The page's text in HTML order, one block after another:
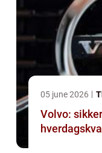
05 june 2026
Volvo: